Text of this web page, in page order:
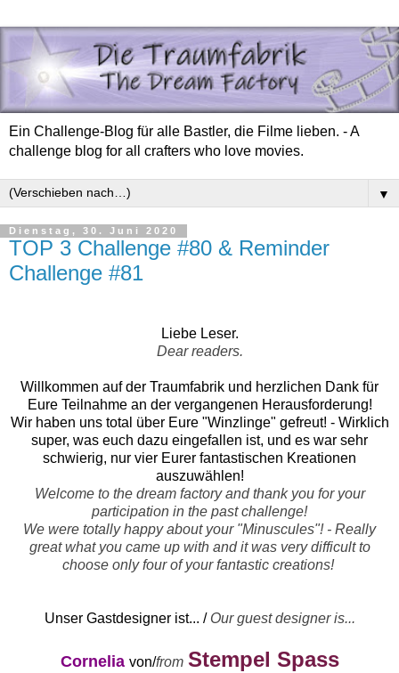
Ein Challenge-Blog für alle Bastler, die Filme lieben. - A
challenge blog for all crafters who love movies.
▼
Dienstag, 30. Juni 2020
TOP 3 Challenge #80 & Reminder
Challenge #81
Liebe Leser.
Dear readers.
Willkommen auf der Traumfabrik und herzlichen Dank für
Eure Teilnahme an der vergangenen Herausforderung!
Wir haben uns total über Eure "Winzlinge" gefreut! - Wirklich
super, was euch dazu eingefallen ist, und es war sehr
schwierig, nur vier Eurer fantastischen Kreationen
auszuwählen!
Welcome to the dream factory and thank you for your
participation in the past challenge!
We were totally happy about your "Minuscules"! - Really
great what you came up with and it was very difficult to
choose only four of your fantastic creations!
Unser Gastdesigner ist... / Our guest designer is...
Cornelia von/from Stempel Spass